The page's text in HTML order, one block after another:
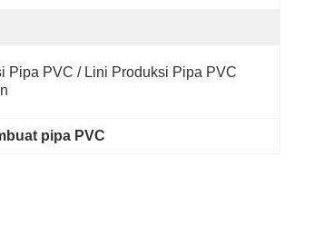
Pipa PVC / Lini Produksi Pipa PVC
pipa PVC